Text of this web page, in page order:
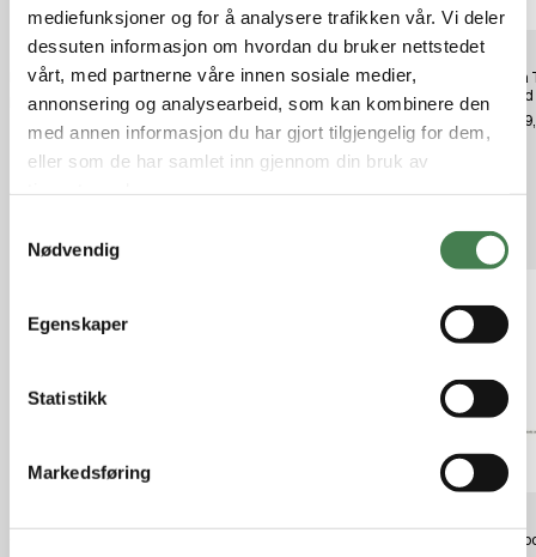
mediefunksjoner og for å analysere trafikken vår. Vi deler
dessuten informasjon om hvordan du bruker nettstedet
vårt, med partnerne våre innen sosiale medier,
annonsering og analysearbeid, som kan kombinere den
med annen informasjon du har gjort tilgjengelig for dem,
eller som de har samlet inn gjennom din bruk av
Nødvendig
Egenskaper
Statistikk
Markedsføring
Butler Creek objekt 39 56,4
kr 295,00
Gun Star Tikka T3 QR Steel 2
Piece Scope Mount + 30mm Rings
kr